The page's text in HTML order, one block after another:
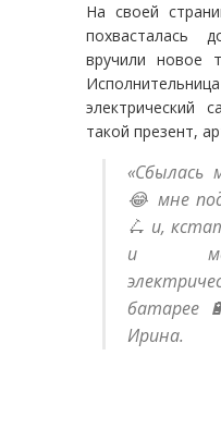
На своей
похвасталась
вручили новое
электрический
такой презент,
«Сбылась
😂 мне
🛴 и,
и
Ирина.